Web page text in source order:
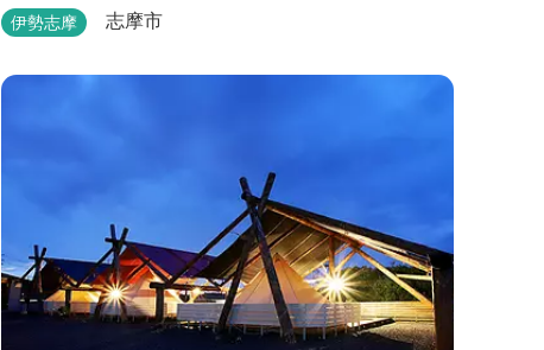
世話させていただきます！
伊勢志摩 志摩市